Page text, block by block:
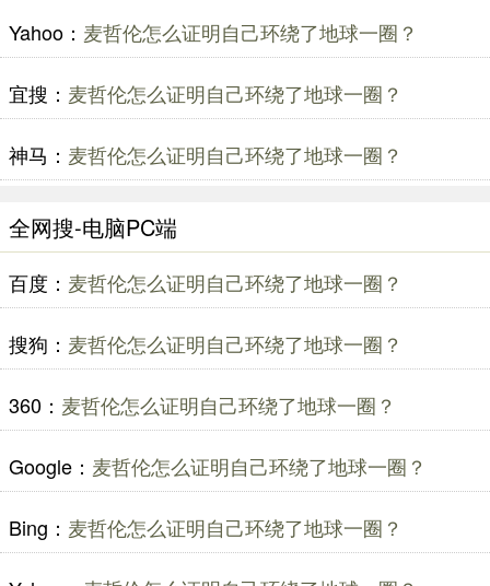
Yahoo： 麦哲伦怎么证明自己环绕了地球一圈？
宜搜： 麦哲伦怎么证明自己环绕了地球一圈？
神马： 麦哲伦怎么证明自己环绕了地球一圈？
全网搜-电脑PC端
百度： 麦哲伦怎么证明自己环绕了地球一圈？
搜狗： 麦哲伦怎么证明自己环绕了地球一圈？
360： 麦哲伦怎么证明自己环绕了地球一圈？
Google： 麦哲伦怎么证明自己环绕了地球一圈？
Bing： 麦哲伦怎么证明自己环绕了地球一圈？